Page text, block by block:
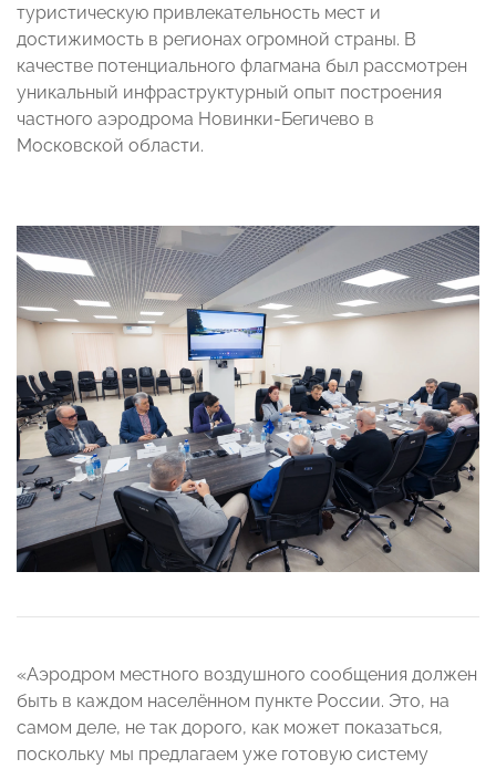
туристическую привлекательность мест и
достижимость в регионах огромной страны. В
качестве потенциального флагмана был рассмотрен
уникальный инфраструктурный опыт построения
частного аэродрома Новинки-Бегичево в
Московской области.
«Аэродром местного воздушного сообщения должен
быть в каждом населённом пункте России. Это, на
самом деле, не так дорого, как может показаться,
поскольку мы предлагаем уже готовую систему